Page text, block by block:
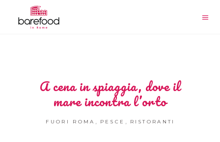
A cena in spiaggia, dove il
mare incontra l’orto
FUORI ROMA PESCE RISTORANTI